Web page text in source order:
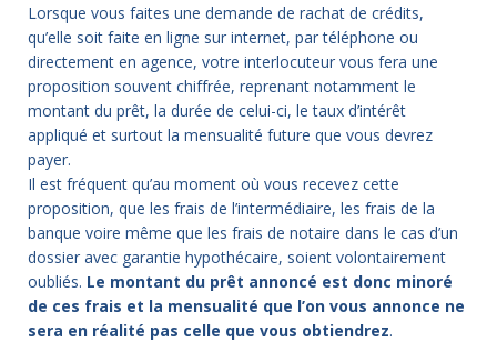
Lorsque vous faites une demande de rachat de crédits,
qu’elle soit faite en ligne sur internet, par téléphone ou
directement en agence, votre interlocuteur vous fera une
proposition souvent chiffrée, reprenant notamment le
montant du prêt, la durée de celui-ci, le taux d’intérêt
appliqué et surtout la mensualité future que vous devrez
payer.
Il est fréquent qu’au moment où vous recevez cette
proposition, que les frais de l’intermédiaire, les frais de la
banque voire même que les frais de notaire dans le cas d’un
dossier avec garantie hypothécaire, soient volontairement
oubliés. Le montant du prêt annoncé est donc minoré
de ces frais et la mensualité que l’on vous annonce ne
sera en réalité pas celle que vous obtiendrez.